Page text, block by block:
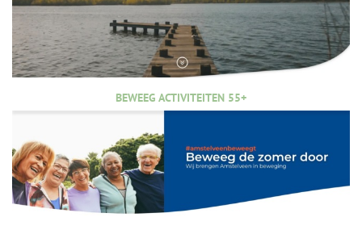
BEWEEG ACTIVITEITEN 55+